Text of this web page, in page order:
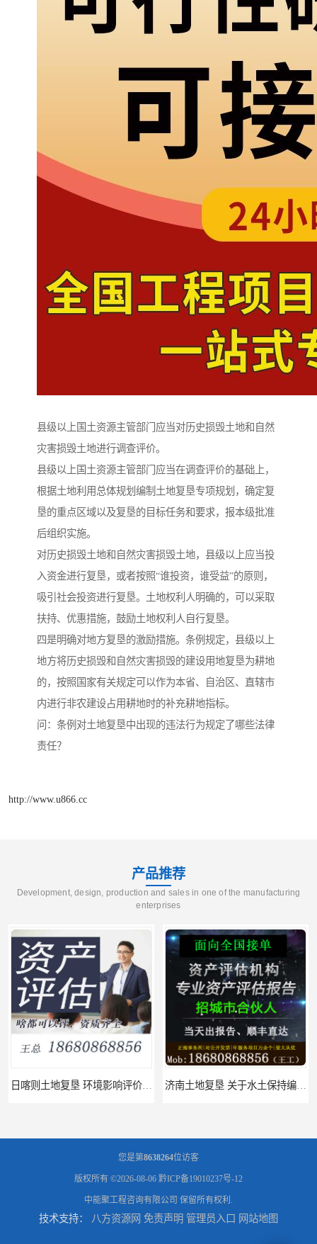
县级以上国土资源主管部门应当对历史损毁土地和自然
灾害损毁土地进行调查评价。
县级以上国土资源主管部门应当在调查评价的基础上，
根据土地利用总体规划编制土地复垦专项规划，确定复
垦的重点区域以及复垦的目标任务和要求，报本级批准
后组织实施。
对历史损毁土地和自然灾害损毁土地，县级以上应当投
入资金进行复垦，或者按照“谁投资，谁受益”的原则，
吸引社会投资进行复垦。土地权利人明确的，可以采取
扶持、优惠措施，鼓励土地权利人自行复垦。
四是明确对地方复垦的激励措施。条例规定，县级以上
地方将历史损毁和自然灾害损毁的建设用地复垦为耕地
的，按照国家有关规定可以作为本省、自治区、直辖市
内进行非农建设占用耕地时的补充耕地指标。
问：条例对土地复垦中出现的违法行为规定了哪些法律
责任？
http://www.u866.cc
产品推荐
Development, design, production and sales in one of the manufacturing
enterprises
您是第8638264位访客
版权所有 ©2026-08-06 黔ICP备19010237号-12
中能聚工程咨询有限公司 保留所有权利.
技术支持： 八方资源网 免责声明 管理员入口 网站地图